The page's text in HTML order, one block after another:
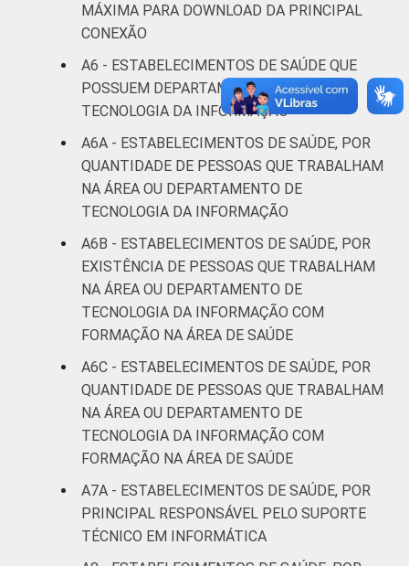
Saúde 2017.
MÁXIMA PARA DOWNLOAD DA PRINCIPAL
CONEXÃO
A6 - ESTABELECIMENTOS DE SAÚDE QUE
POSSUEM DEPARTAMENTO OU ÁREA DE
TECNOLOGIA DA INFORMAÇÃO
A6A - ESTABELECIMENTOS DE SAÚDE, POR
QUANTIDADE DE PESSOAS QUE TRABALHAM
NA ÁREA OU DEPARTAMENTO DE
TECNOLOGIA DA INFORMAÇÃO
A6B - ESTABELECIMENTOS DE SAÚDE, POR
EXISTÊNCIA DE PESSOAS QUE TRABALHAM
NA ÁREA OU DEPARTAMENTO DE
TECNOLOGIA DA INFORMAÇÃO COM
FORMAÇÃO NA ÁREA DE SAÚDE
A6C - ESTABELECIMENTOS DE SAÚDE, POR
QUANTIDADE DE PESSOAS QUE TRABALHAM
NA ÁREA OU DEPARTAMENTO DE
TECNOLOGIA DA INFORMAÇÃO COM
FORMAÇÃO NA ÁREA DE SAÚDE
A7A - ESTABELECIMENTOS DE SAÚDE, POR
PRINCIPAL RESPONSÁVEL PELO SUPORTE
TÉCNICO EM INFORMÁTICA